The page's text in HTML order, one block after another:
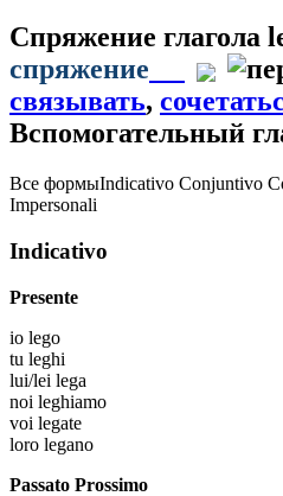
Спряжение глагола
спряжение
связывать,
Вспомогательный
Все формыIndicativo Conjuntivo
Impersonali
Indicativo
Presente
io lego
tu leghi
lui/lei lega
noi leghiamo
voi legate
loro legano
Passato Prossimo